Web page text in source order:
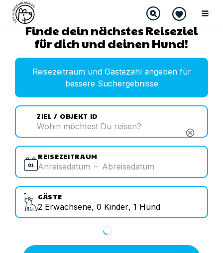
Finde dein nächstes Reiseziel
für dich und deinen Hund!
Reisezeitraum und Gästezahl angeben für
bessere Suchergebnisse
ZIEL / OBJEKT ID
cancel
REISEZEITRAUM
Anreisedatum – Abreisedatum
GÄSTE
2 Erwachsene, 0 Kinder, 1 Hund